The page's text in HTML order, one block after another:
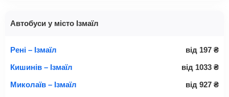
Автобуси у місто Ізмаїл
Рені – Ізмаїл від 197 ₴
Кишинів – Ізмаїл
від 1033 ₴
Миколаїв – Ізмаїл
від 927 ₴